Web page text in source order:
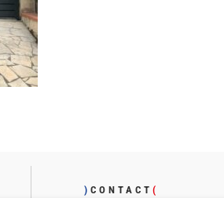
) CONTACT (